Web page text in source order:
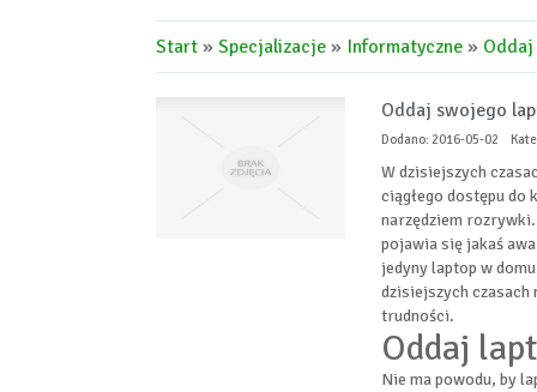
Start » Specjalizacje » Informatyczne »
Oddaj swojego
Dodano: 2016-05-02
W dzisiejszych
ciągłego dostępu do
narzędziem
pojawia się jakaś
jedyny laptop w
dzisiejszych czasach
trudności.
Oddaj
Nie ma powodu, by